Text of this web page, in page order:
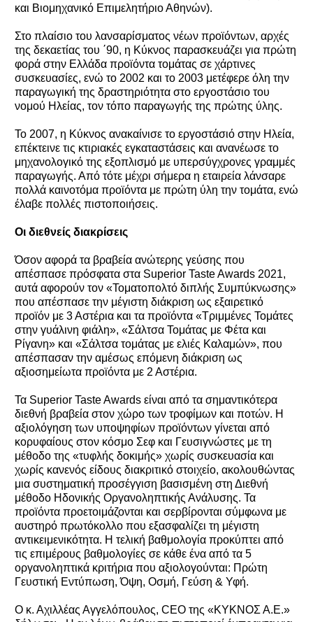
και Βιομηχανικό Επιμελητήριο Αθηνών).
Στο πλαίσιο του λανσαρίσματος νέων προϊόντων, αρχές
της δεκαετίας του ΄90, η Kύκνος παρασκευάζει για πρώτη
φορά στην Ελλάδα προϊόντα τομάτας σε χάρτινες
συσκευασίες, ενώ το 2002 και το 2003 μετέφερε όλη την
παραγωγική της δραστηριότητα στο εργοστάσιο του
νομού Ηλείας, τον τόπο παραγωγής της πρώτης ύλης.
Το 2007, η Κύκνος ανακαίνισε το εργοστάσιό στην Ηλεία,
επέκτεινε τις κτιριακές εγκαταστάσεις και ανανέωσε το
μηχανολογικό της εξοπλισμό με υπερσύγχρονες γραμμές
παραγωγής. Από τότε μέχρι σήμερα η εταιρεία λάνσαρε
πολλά καινοτόμα προϊόντα με πρώτη ύλη την τομάτα, ενώ
έλαβε πολλές πιστοποιήσεις.
Οι διεθνείς διακρίσεις
Όσον αφορά τα βραβεία ανώτερης γεύσης που
απέσπασε πρόσφατα στα Superior Taste Awards 2021,
αυτά αφορούν τον «Τοματοπολτό διπλής Συμπύκνωσης»
που απέσπασε την μέγιστη διάκριση ως εξαιρετικό
προϊόν με 3 Αστέρια και τα προϊόντα «Τριμμένες Τομάτες
στην γυάλινη φιάλη», «Σάλτσα Τομάτας με Φέτα και
Ρίγανη» και «Σάλτσα τομάτας με ελιές Καλαμών», που
απέσπασαν την αμέσως επόμενη διάκριση ως
αξιοσημείωτα προϊόντα με 2 Αστέρια.
Τα Superior Taste Awards είναι από τα σημαντικότερα
διεθνή βραβεία στον χώρο των τροφίμων και ποτών. Η
αξιολόγηση των υποψηφίων προϊόντων γίνεται από
κορυφαίους στον κόσμο Σεφ και Γευσιγνώστες με τη
μέθοδο της «τυφλής δοκιμής» χωρίς συσκευασία και
χωρίς κανενός είδους διακριτικό στοιχείο, ακολουθώντας
μια συστηματική προσέγγιση βασισμένη στη Διεθνή
μέθοδο Ηδονικής Οργανοληπτικής Ανάλυσης. Τα
προϊόντα προετοιμάζονται και σερβίρονται σύμφωνα με
αυστηρό πρωτόκολλο που εξασφαλίζει τη μέγιστη
αντικειμενικότητα. Η τελική βαθμολογία προκύπτει από
τις επιμέρους βαθμολογίες σε κάθε ένα από τα 5
οργανοληπτικά κριτήρια που αξιολογούνται: Πρώτη
Γευστική Εντύπωση, Όψη, Οσμή, Γεύση & Υφή.
Ο κ. Αχιλλέας Αγγελόπουλος, CEO της «ΚΥΚΝΟΣ Α.Ε.»